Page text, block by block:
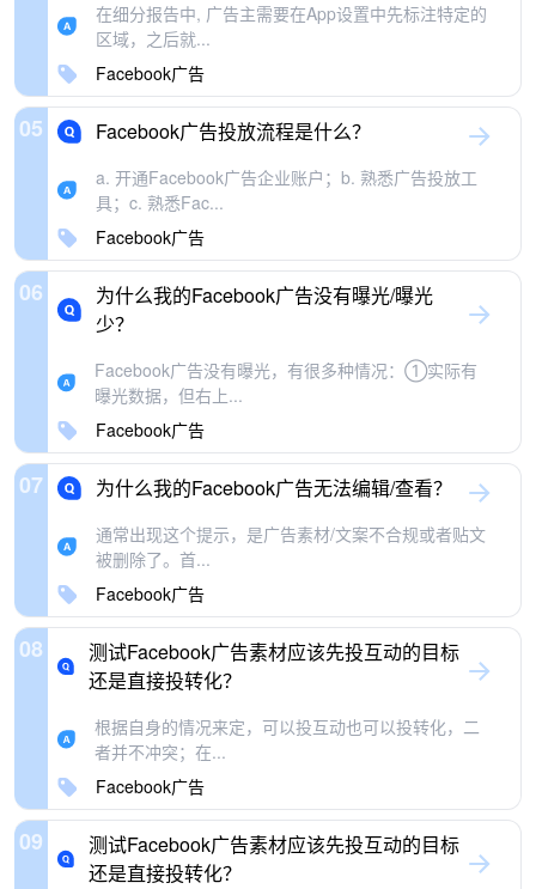
在细分报告中, 广告主需要在App设置中先标注特定的
区域，之后就...
Facebook广告
05 Facebook广告投放流程是什么？
a. 开通Facebook广告企业账户；b. 熟悉广告投放工
具；c. 熟悉Fac...
Facebook广告
06
为什么我的Facebook广告没有曝光/曝光
少？
Facebook广告没有曝光，有很多种情况：①实际有
曝光数据，但右上...
Facebook广告
07 为什么我的Facebook广告无法编辑/查看？
通常出现这个提示，是广告素材/文案不合规或者贴文
被删除了。首...
Facebook广告
08
测试Facebook广告素材应该先投互动的目标
还是直接投转化？
根据自身的情况来定，可以投互动也可以投转化，二
者并不冲突；在...
Facebook广告
09
测试Facebook广告素材应该先投互动的目标
还是直接投转化？